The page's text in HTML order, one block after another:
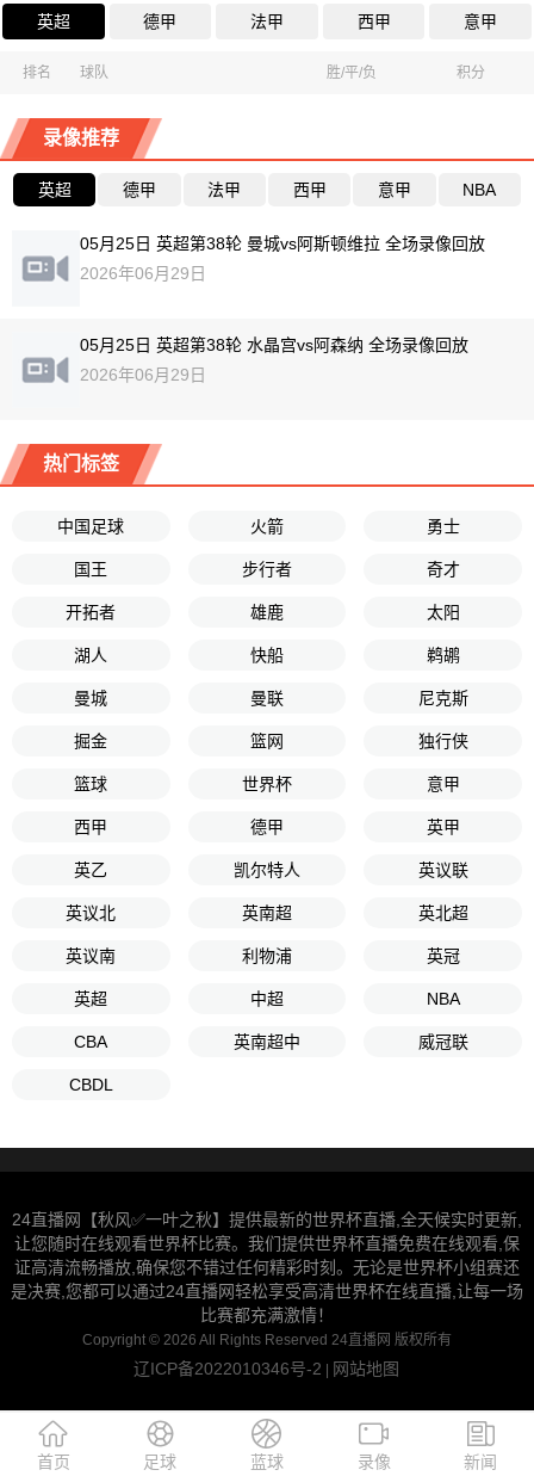
英超 德甲 法甲 西甲 意甲
排名 球队 胜/平/负 积分
录像推荐
英超 德甲 法甲 西甲 意甲 NBA
05月25日 英超第38轮 曼城vs阿斯顿维拉 全场录像回放
2026年06月29日
05月25日 英超第38轮 水晶宫vs阿森纳 全场录像回放
2026年06月29日
热门标签
中国足球 火箭 勇士
国王 步行者 奇才
开拓者 雄鹿 太阳
湖人 快船 鹈鹕
曼城 曼联 尼克斯
掘金 篮网 独行侠
篮球 世界杯 意甲
西甲 德甲 英甲
英乙 凯尔特人 英议联
英议北 英南超 英北超
英议南 利物浦 英冠
英超 中超 NBA
CBA 英南超中 威冠联
CBDL
24直播网【秋风✅一叶之秋】提供最新的世界杯直播,全天候实时更新,
让您随时在线观看世界杯比赛。我们提供世界杯直播免费在线观看,保
证高清流畅播放,确保您不错过任何精彩时刻。无论是世界杯小组赛还
是决赛,您都可以通过24直播网轻松享受高清世界杯在线直播,让每一场
比赛都充满激情！
Copyright © 2026 All Rights Reserved 24直播网 版权所有
辽ICP备2022010346号-2 | 网站地图
首页 足球 蓝球 录像 新闻